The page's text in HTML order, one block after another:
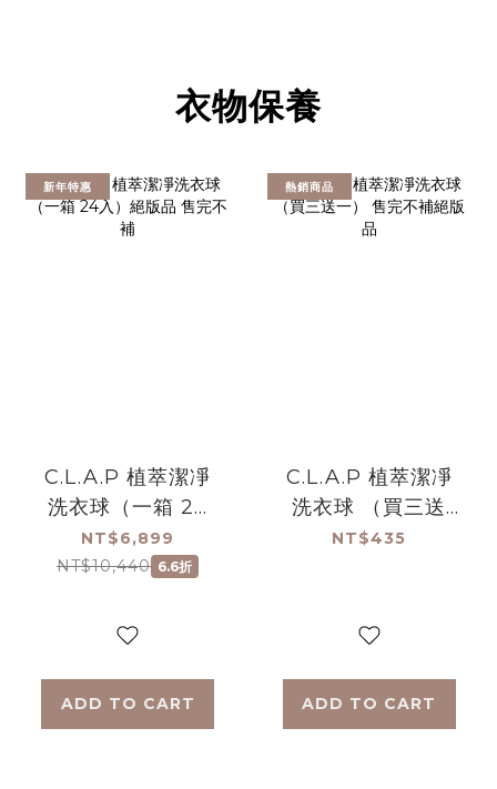
衣物保養
新年特惠
C.L.A.P 植萃潔凈
洗衣球（一箱 24
入）絕版品 售完不
補
NT$6,899
NT$10,440 6.6折
ADD TO CART
熱銷商品
C.L.A.P 植萃潔凈
洗衣球 （買三送
一） 售完不補絕版
NT$435
ADD TO CART